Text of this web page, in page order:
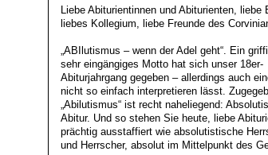
Liebe Abiturientinnen und Abiturienten, liebe
liebes Kollegium, liebe Freunde des
„ABIlutismus – wenn der Adel geht“. Ein
sehr eingängiges Motto hat sich unser 18er-
Abiturjahrgang gegeben – allerdings auch
nicht so einfach interpretieren lässt.
„Abilutismus“ ist recht naheliegend:
Abitur. Und so stehen Sie heute, liebe
prächtig ausstaffiert wie absolutistische
und Herrscher, absolut im Mittelpunkt des